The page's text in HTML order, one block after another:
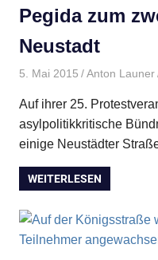
Pegida zum
Neustadt
5. Mai 2015 Anton Launer
Auf ihrer 25.
asylpolitikkritische
einige Neustädter
WEITERLESEN